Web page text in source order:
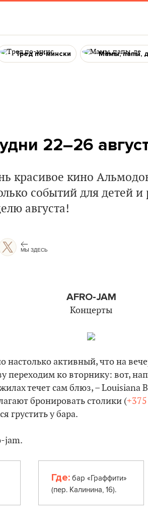
Тред по-мински Мамы, папы,
22–26
красивое кино
событий для детей
августа!
МЫ ЗДЕСЬ
AFRO-JAM
Концерты
настолько активный, что на
переходим ко вторнику: вот,
течет сам блюз, – Louisiana
бронировать столики (
грустить у бара.
jam.
Где:бар «Граффити»
(пер. Калинина, 16).